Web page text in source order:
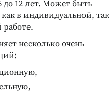
до 12 лет. Может быть
в индивидуальной, так
работе.
несколько очень